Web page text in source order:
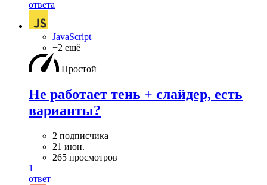
ответа
JavaScript
+2 ещё
Простой
Не работает тень + слайдер, есть
варианты?
2 подписчика
21 июн.
265 просмотров
1
ответ